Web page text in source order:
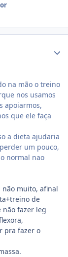
na mão o treino
nos usamos
apoiarmos,
que ele faça
a dieta ajudaria
um pouco,
normal nao
não muito, afinal
de
não fazer leg
pra fazer o